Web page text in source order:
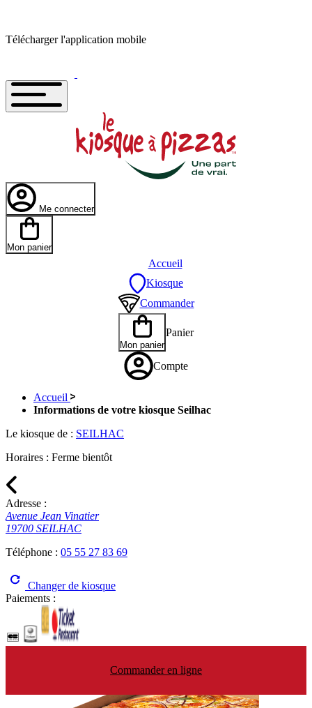
Télécharger l'application mobile
Me connecter
Mon panier
Accueil
Kiosque
Commander
Mon panier
Panier
Compte
Accueil
Informations de votre kiosque Seilhac
Le kiosque de : SEILHAC
Horaires : Ferme bientôt
Adresse :
Avenue Jean Vinatier
19700 SEILHAC
Téléphone : 05 55 27 83 69
Changer de kiosque
Paiements :
Commander en ligne